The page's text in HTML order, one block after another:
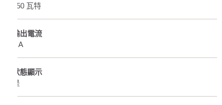
350 瓦特
輸出電流
9 A
狀態顯示
是